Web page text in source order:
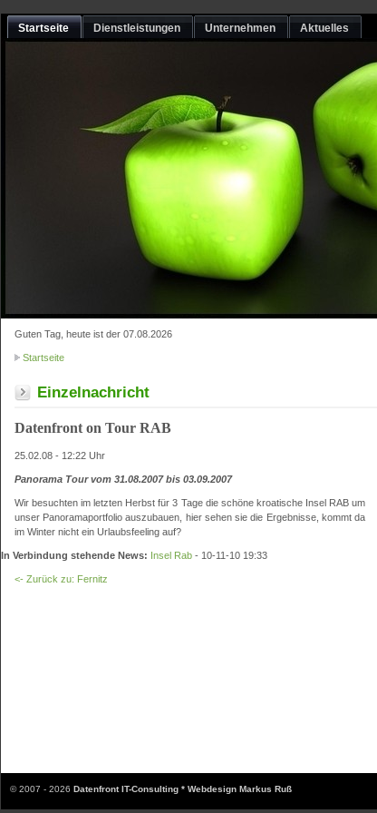
Startseite Dienstleistungen Unternehmen Aktuelles
Guten Tag, heute ist der 07.08.2026
Startseite
Einzelnachricht
Datenfront on Tour RAB
25.02.08 - 12:22 Uhr
Panorama Tour vom 31.08.2007 bis 03.09.2007
Wir besuchten im letzten Herbst für 3 Tage die schöne kroatische Insel RAB um
unser Panoramaportfolio auszubauen, hier sehen sie die Ergebnisse, kommt da
im Winter nicht ein Urlaubsfeeling auf?
In Verbindung stehende News: Insel Rab - 10-11-10 19:33
<- Zurück zu: Fernitz
© 2007 - 2026 Datenfront IT-Consulting * Webdesign Markus Ruß